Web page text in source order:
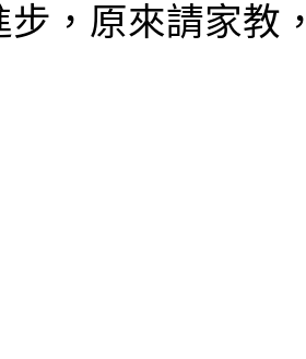
步，原來請家教